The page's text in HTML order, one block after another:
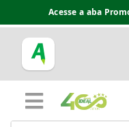
Acesse a aba